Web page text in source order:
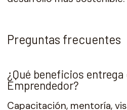
Preguntas frecuentes
¿Qué beneficios entrega
Emprendedor?
Capacitación, mentoría,